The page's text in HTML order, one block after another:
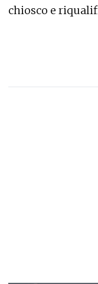
chiosco e